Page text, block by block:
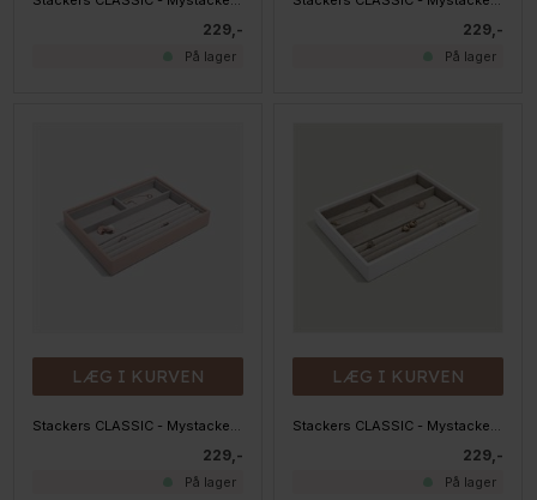
229,-
På lager
229,-
På lager
LÆG I KURVEN
Stackers CLASSIC - Mystacker - 3 rum og smykkepude, BLUSH
229,-
På lager
LÆG I KURVEN
Stackers CLASSIC - Mystacker - 3 rum og smykkepude, HVID
229,-
På lager